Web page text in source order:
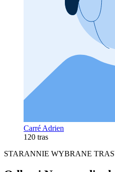
Carré Adrien
120 tras
STARANNIE WYBRANE